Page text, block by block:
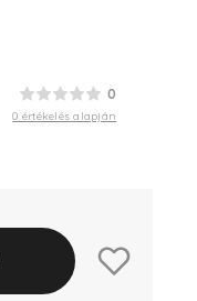
0
0 értékelés alapján